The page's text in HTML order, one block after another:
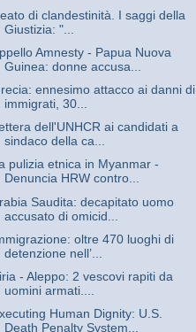
di clandestinità. I saggi della
Giustizia: "...
Amnesty - Papua Nuova
Guinea: donne accusa...
ennesimo attacco ai danni di
immigrati, 30...
dell'UNHCR ai candidati a
sindaco della ca...
pulizia etnica in Myanmar -
Denuncia HRW contro...
Saudita: decapitato uomo
accusato di omicid...
oltre 470 luoghi di
detenzione nell’...
- Aleppo: 2 vescovi rapiti da
uomini armati....
Human Dignity: U.S.
Death Penalty System...